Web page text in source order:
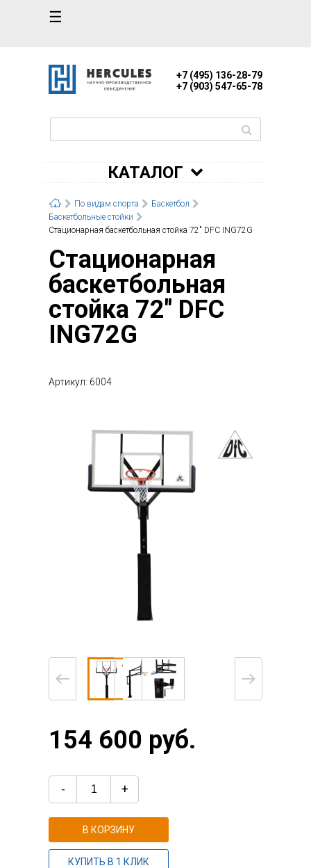
☰
+7 (495) 136-28-79
+7 (903) 547-65-78
КАТАЛОГ
По видам спорта
Баскетбол
Баскетбольные стойки
Стационарная баскетбольная стойка 72" DFC ING72G
Стационарная
баскетбольная
стойка 72" DFC
ING72G
Артикул: 6004
154 600 руб.
- +
В КОРЗИНУ
КУПИТЬ В 1 КЛИК